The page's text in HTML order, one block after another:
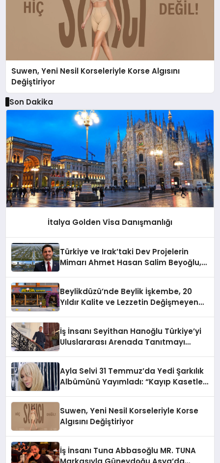
Suwen, Yeni Nesil Korseleriyle Korse Algısını
Değiştiriyor
Son Dakika
İtalya Golden Visa Danışmanlığı
Türkiye ve Irak’taki Dev Projelerin
Mimarı Ahmet Hasan Salim Beyoğlu,
Hayata Geçirecek
Beylikdüzü’nde Beylik İşkembe, 20
Yıldır Kalite ve Lezzetin Değişmeyen
İş İnsanı Seyithan Hanoğlu Türkiye’yi
Uluslararası Arenada Tanıtmayı
Ayla Selvi 31 Temmuz’da Yedi Şarkılık
Albümünü Yayımladı: “Kayıp Kasetler
Suwen, Yeni Nesil Korseleriyle Korse
Algısını Değiştiriyor
İş İnsanı Tuna Abbasoğlu MR. TUNA